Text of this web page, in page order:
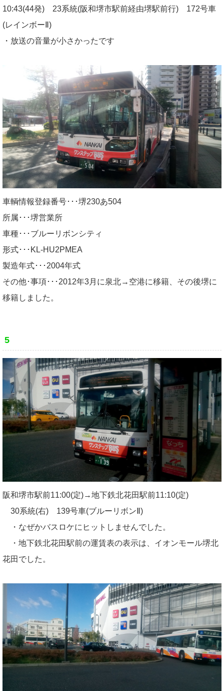
10:43(44発) 23系統(阪和堺市駅前経由堺駅前行) 172号車
(レインボーⅡ)
・放送の音量が小さかったです
車輌情報登録番号･･･堺230あ504
所属･･･堺営業所
車種･･･ブルーリボンシティ
形式･･･KL-HU2PMEA
製造年式･･･2004年式
その他･事項･･･2012年3月に泉北→空港に移籍、その後堺に
移籍しました。
5
阪和堺市駅前11:00(定)→地下鉄北花田駅前11:10(定)
30系統(右) 139号車(ブルーリボンⅡ)
・なぜかバスロケにヒットしませんでした。
・地下鉄北花田駅前の運賃表の表示は、イオンモール堺北
花田でした。